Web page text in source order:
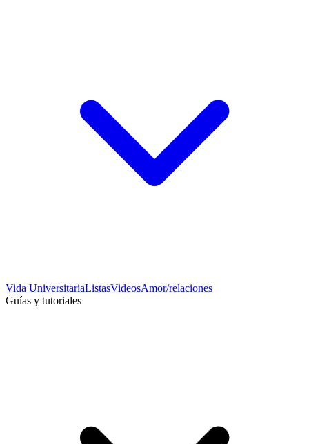
Vida UniversitariaListasVideosAmor/relaciones
Guías y tutoriales